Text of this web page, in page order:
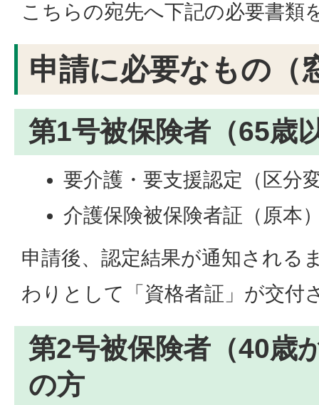
こちらの宛先へ下記の必要書類
申請に必要なもの（
第1号被保険者（65歳
要介護・要支援認定（区分
介護保険被保険者証（原本
申請後、認定結果が通知される
わりとして「資格者証」が交付
第2号被保険者（40歳
の方